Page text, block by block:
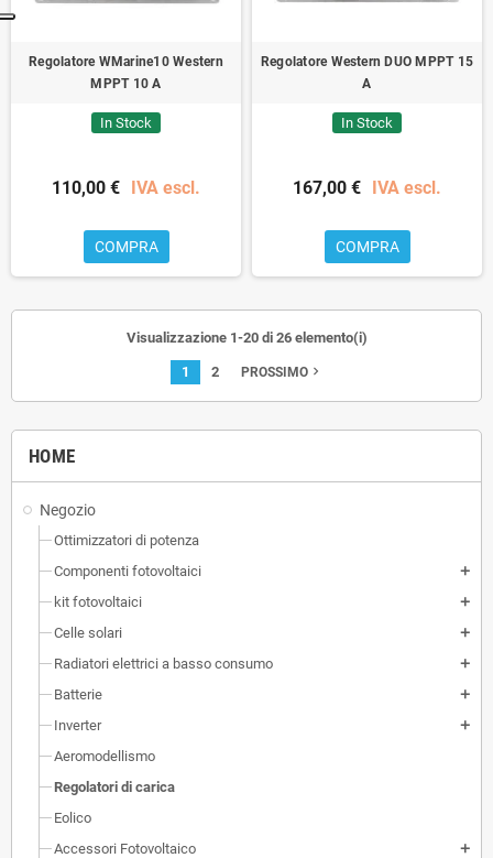
HOME
Negozio
Ottimizzatori di potenza
Componenti fotovoltaici
add
kit fotovoltaici add
Celle solari add
Radiatori elettrici a basso consumo add
Batterie add
Inverter add
Aeromodellismo
Regolatori di carica
Eolico
Accessori Fotovoltaico
add
Regolatore WMarine10 Western
MPPT 10 A
In Stock
110,00 € IVA escl.
COMPRA
Regolatore Western DUO MPPT 15
A
In Stock
167,00 € IVA escl.
COMPRA
Visualizzazione 1-20 di 26 elemento(i)
1 2 PROSSIMOnavigate_next